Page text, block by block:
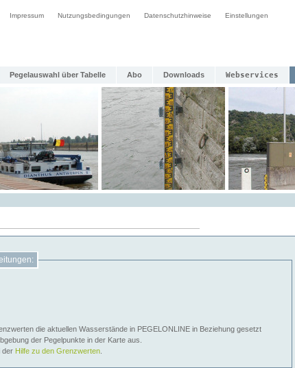
Impressum Nutzungsbedingungen Datenschutzhinweise Einstellungen
Pegelauswahl über Tabelle Abo Downloads Webservices
die aktuellen Wasserstände in PEGELONLINE in Beziehung gesetzt
der Pegelpunkte in der Karte aus.
der Hilfe zu den Grenzwerten